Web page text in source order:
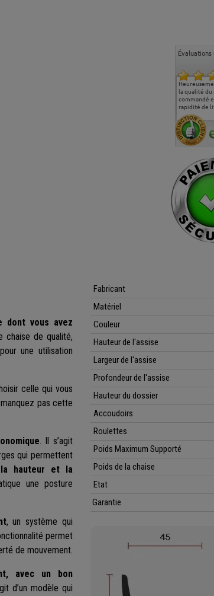
Évaluations
la qualité
commandé
rapidité de
dont vous avez
chaise de qualité,
une utilisation
celle qui vous
pas cette
. Il s’agit
qui permettent
hauteur et la
une posture
, un système qui
permet
de mouvement.
avec un bon
d’un modèle qui
Fabricant
Matériel
Couleur
Hauteur de l'assise
Largeur de l'assise
Profondeur de l'assise
Hauteur du dossier
Accoudoirs
Roulettes
Poids Maximum Supporté
Poids de la chaise
Etat
Garantie